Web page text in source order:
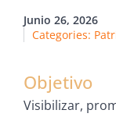
Junio 26, 2026
Categories:
Objetivo
Visibilizar,